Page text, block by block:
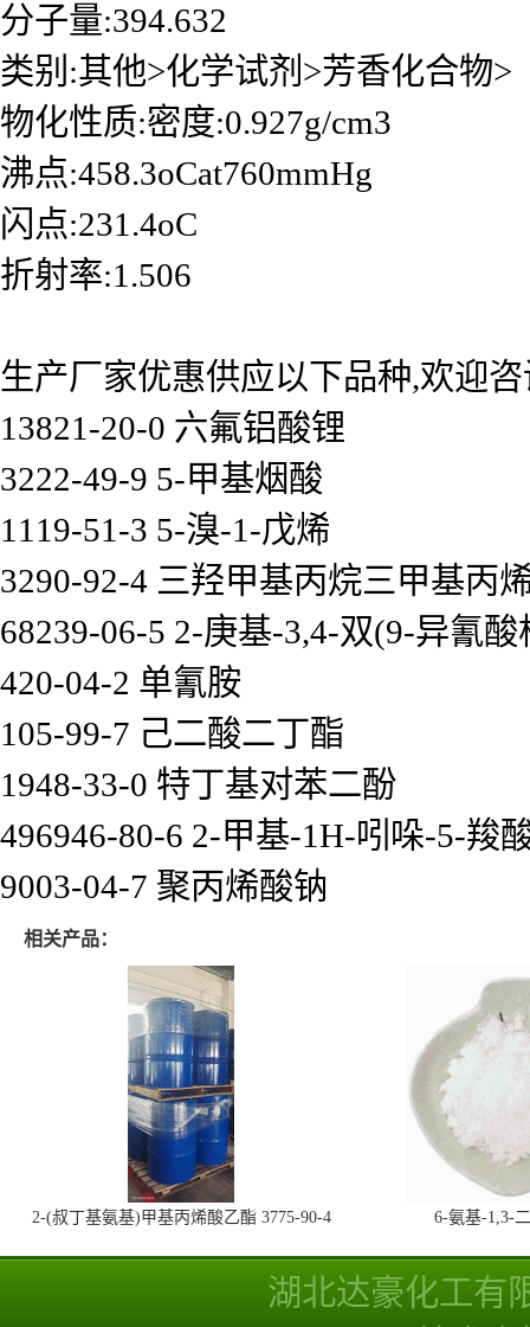
分子量:394.632
类别:其他>化学试剂>芳香化合物>
物化性质:密度:0.927g/cm3
沸点:458.3oCat760mmHg
闪点:231.4oC
折射率:1.506
生产厂家优惠供应以下品种,欢迎
13821-20-0 六氟铝酸锂
3222-49-9 5-甲基烟酸
1119-51-3 5-溴-1-戊烯
3290-92-4 三羟甲基丙烷三甲基丙
68239-06-5 2-庚基-3,4-双(9-异氰
420-04-2 单氰胺
105-99-7 己二酸二丁酯
1948-33-0 特丁基对苯二酚
496946-80-6 2-甲基-1H-吲哚-5-羧
9003-04-7 聚丙烯酸钠
相关产品：
2-(叔丁基氨基)甲基丙烯酸乙酯 3775-90-4 6-氨基-1,3-
湖北达豪化工有